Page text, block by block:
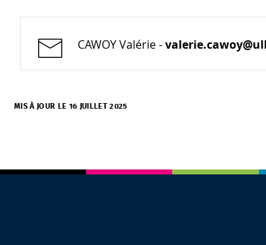
CAWOY Valérie -
MIS À JOUR LE 16 JUILLET 2025